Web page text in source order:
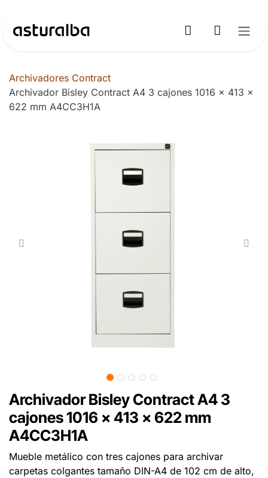
Archivadores Contract
Archivador Bisley Contract A4 3 cajones 1016 x 413 x
622 mm A4CC3H1A
Archivador Bisley Contract A4 3
cajones 1016 x 413 x 622 mm
A4CC3H1A
Mueble metálico con tres cajones para archivar
carpetas colgantes tamaño DIN-A4 de 102 cm de alto,